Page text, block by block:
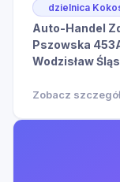
dzielnica
Pszowska
Wodzisław
Zobacz